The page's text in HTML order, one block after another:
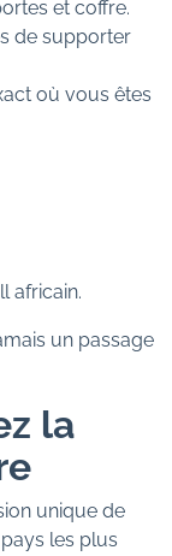
et coffre.
de supporter
où vous êtes
africain.
un passage
la
unique de
les plus